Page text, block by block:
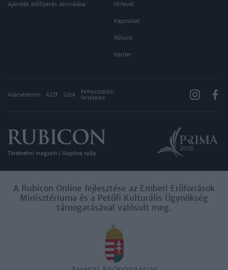
Ajándék előfizetés aktiválása Hírlevél
Kapcsolat
Rólunk
Karrier
Adatvédelem ÁSZF Sütik
Felhasználási
feltételek
Történelmi magazin / Alapítva 1989
A Rubicon Online fejlesztése az Emberi Erőforrások
Minisztériuma és a Petőfi Kulturális Ügynökség
támogatásával valósult meg.